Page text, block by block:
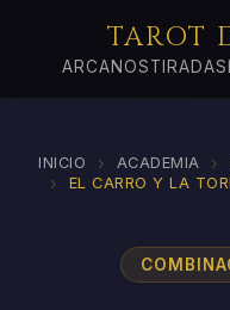
TAROT
ARCANOSTIRADAS
INICIO › ACADEMIA ›
› EL CARRO Y LA